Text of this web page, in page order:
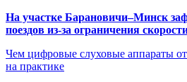
На участке Барановичи–Минск
поездов из-за ограничения
Чем цифровые слуховые аппараты
на практике